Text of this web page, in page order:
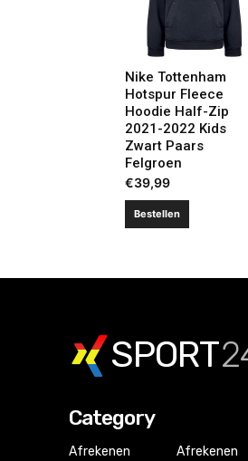
Nike Tottenham
Hotspur Fleece
Hoodie Half-Zip
2021-2022 Kids
Zwart Paars
Felgroen
€39,99
Bestellen
SPORT
Category
Afrekenen
Afrekenen